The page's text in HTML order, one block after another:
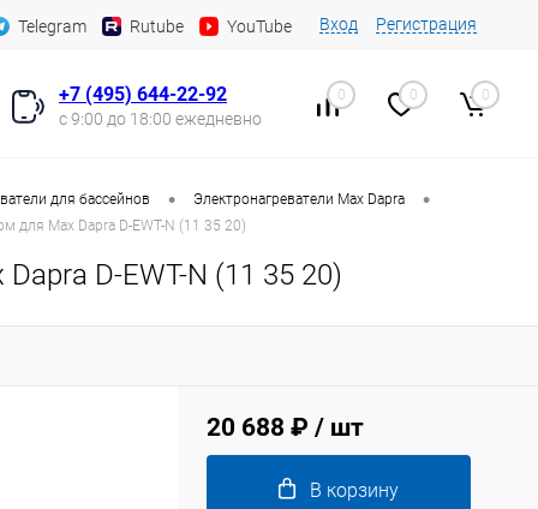
Telegram Rutube YouTube Вход Регистрация
+7 (495) 644-22-92
с 9:00 до 18:00 ежедневно
0 0 0
для бассейнов • Электронагреватели Max Dapra •
для Max Dapra D-EWT-N (11 35 20)
D-EWT-N (11 35 20)
20 688 ₽ / шт
В корзину